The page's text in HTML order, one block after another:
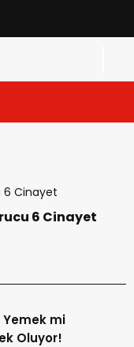
6 Cinayet
mi
Oluyor!